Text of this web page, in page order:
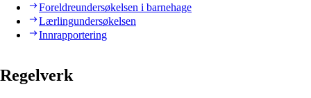
Foreldreundersøkelsen i barnehage
Lærlingundersøkelsen
Innrapportering
Regelverk